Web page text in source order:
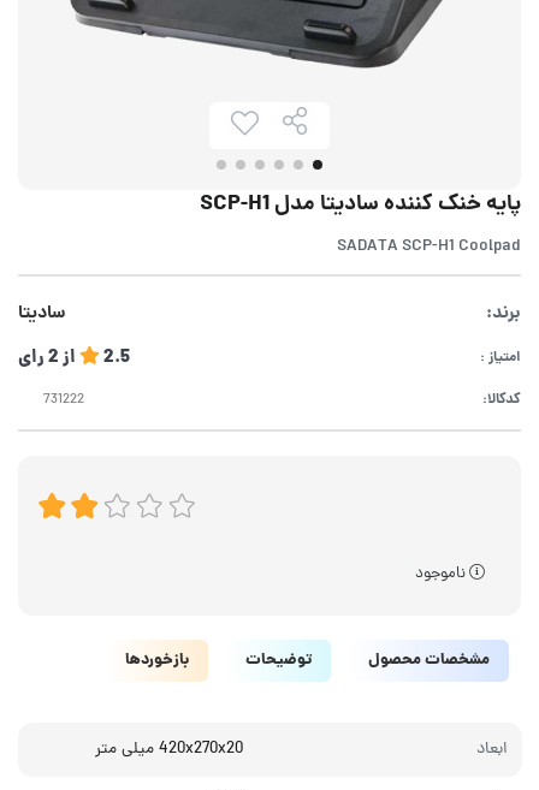
پایه خنک کننده سادیتا مدل SCP-H1
SADATA SCP-H1 Coolpad
برند: سادیتا
امتیاز : 2.5 از2رای
کدکالا:
ناموجود
مشخصات محصول توضیحات بازخوردها
ابعاد 420x270x20 میلی متر